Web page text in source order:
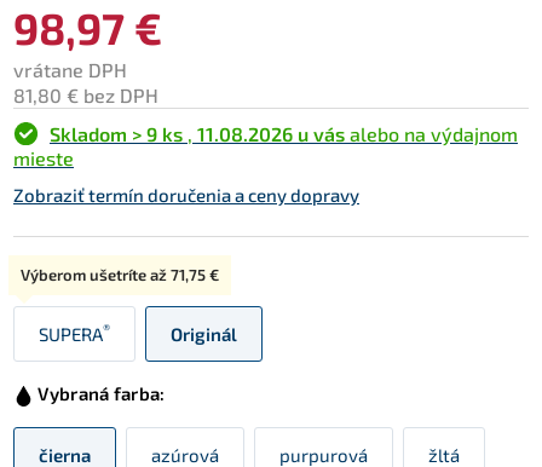
98,97 €
vrátane DPH
81,80 € bez DPH
Skladom > 9 ks , 11.08.2026 u vás alebo na výdajnom
mieste
Zobraziť termín doručenia a ceny dopravy
Typ:
SUPERA®
Výberom ušetríte až71,75 €
Originál
Vybraná farba:
čierna azúrová purpurová žltá